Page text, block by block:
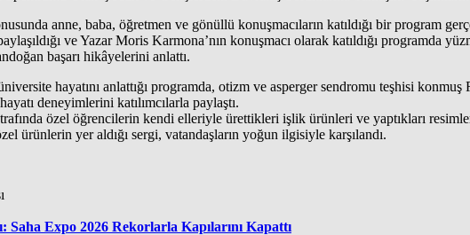
anne, baba, öğretmen ve gönüllü konuşmacıların katıldığı bir program
ve Yazar Moris Karmona’nın konuşmacı olarak katıldığı programda
başarı hikâyelerini anlattı.
hayatını anlattığı programda, otizm ve asperger sendromu teşhisi
deneyimlerini katılımcılarla paylaştı.
özel öğrencilerin kendi elleriyle ürettikleri işlik ürünleri ve yaptıkları
ürünlerin yer aldığı sergi, vatandaşların yoğun ilgisiyle karşılandı.
Saha Expo 2026 Rekorlarla Kapılarını Kapattı